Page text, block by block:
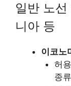
일반 노
니아 등
이코노
허
종